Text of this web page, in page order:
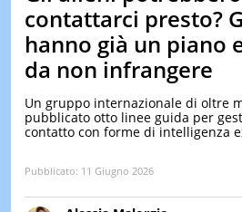
contattarci presto?
hanno già un piano
da non infrangere
Un gruppo internazionale di oltre
pubblicato otto linee guida per
contatto con forme di intelligenza
Pubblicato: 11 Giugno 2026